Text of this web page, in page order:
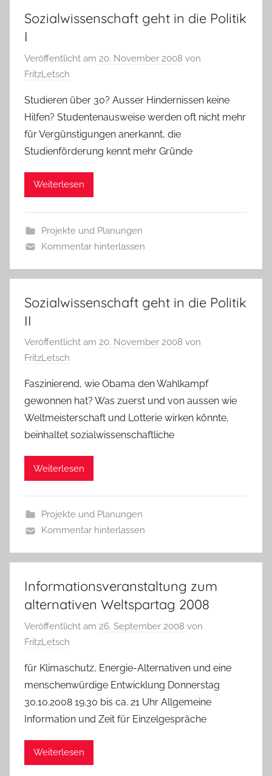
Sozialwissenschaft geht in die Politik
I
Veröffentlicht am 20. November 2008 von
FritzLetsch
Studieren über 30? Ausser Hindernissen keine
Hilfen? Studentenausweise werden oft nicht mehr
für Vergünstigungen anerkannt, die
Studienförderung kennt mehr Gründe
Weiterlesen
Projekte und Planungen
Kommentar hinterlassen
Sozialwissenschaft geht in die Politik
II
Veröffentlicht am 20. November 2008 von
FritzLetsch
Faszinierend, wie Obama den Wahlkampf
gewonnen hat? Was zuerst und von aussen wie
Weltmeisterschaft und Lotterie wirken könnte,
beinhaltet sozialwissenschaftliche
Weiterlesen
Projekte und Planungen
Kommentar hinterlassen
Informationsveranstaltung zum
alternativen Weltspartag 2008
Veröffentlicht am 26. September 2008 von
FritzLetsch
für Klimaschutz, Energie-Alternativen und eine
menschenwürdige Entwicklung Donnerstag
30.10.2008 19.30 bis ca. 21 Uhr Allgemeine
Information und Zeit für Einzelgespräche
Weiterlesen